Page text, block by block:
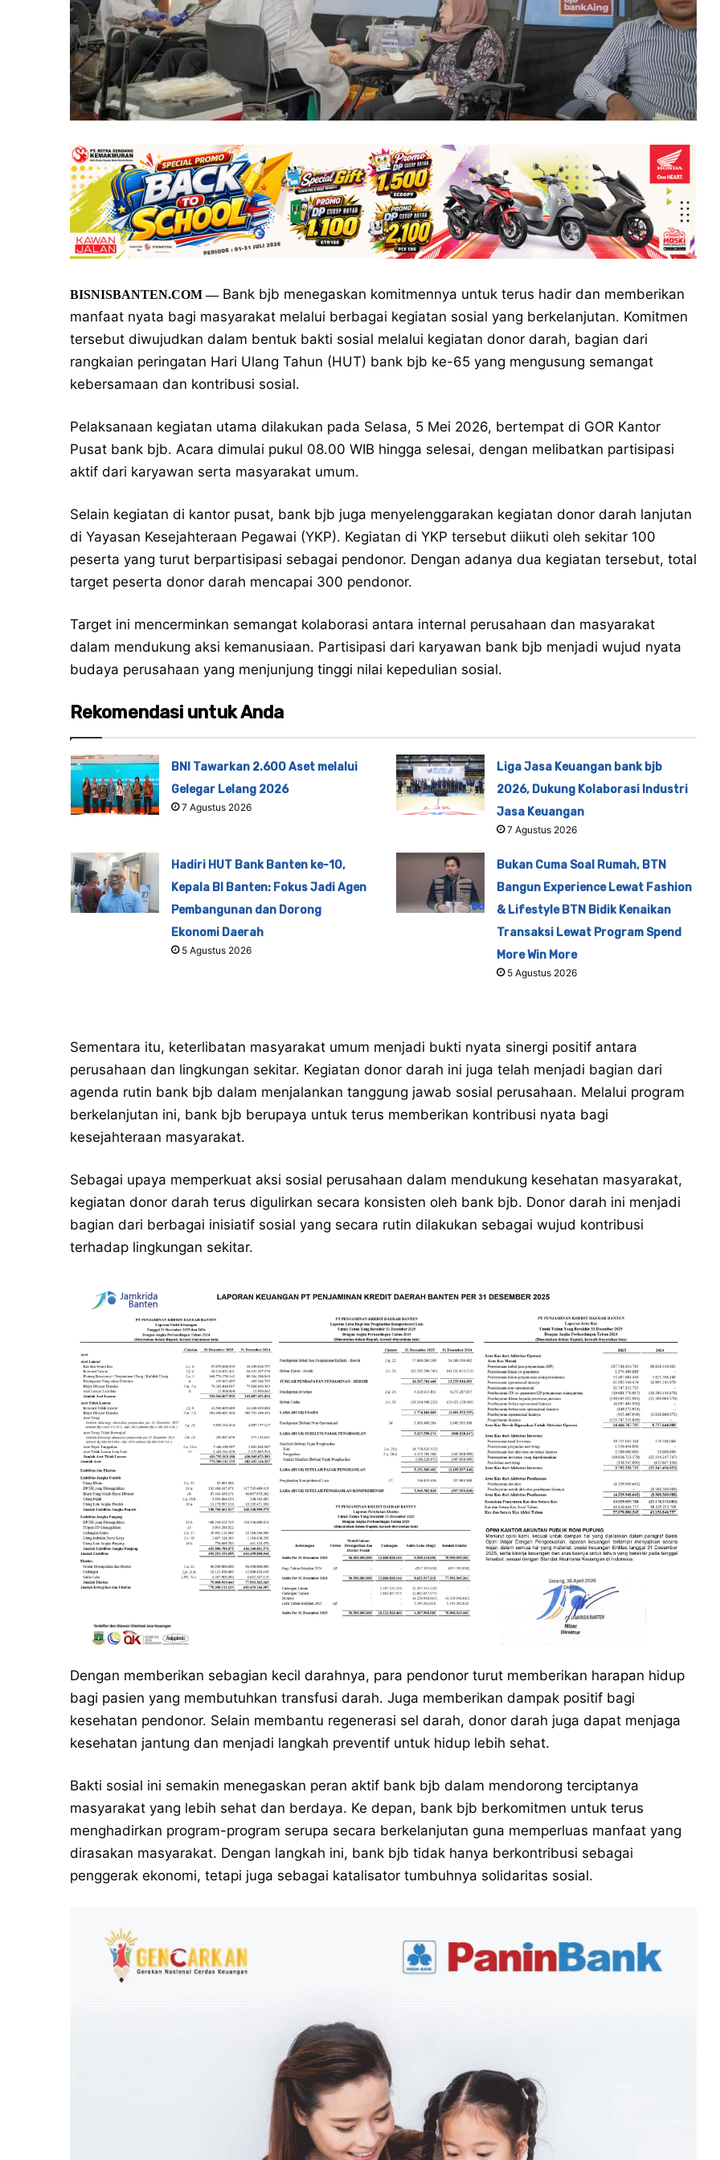
BISNISBANTEN.COM— Bank bjb menegaskan komitmennya untuk terus hadir dan memberikan
manfaat nyata bagi masyarakat melalui berbagai kegiatan sosial yang berkelanjutan. Komitmen
tersebut diwujudkan dalam bentuk bakti sosial melalui kegiatan donor darah, bagian dari
rangkaian peringatan Hari Ulang Tahun (HUT) bank bjb ke-65 yang mengusung semangat
kebersamaan dan kontribusi sosial.
Pelaksanaan kegiatan utama dilakukan pada Selasa, 5 Mei 2026, bertempat di GOR Kantor
Pusat bank bjb. Acara dimulai pukul 08.00 WIB hingga selesai, dengan melibatkan partisipasi
aktif dari karyawan serta masyarakat umum.
Selain kegiatan di kantor pusat, bank bjb juga menyelenggarakan kegiatan donor darah lanjutan
di Yayasan Kesejahteraan Pegawai (YKP). Kegiatan di YKP tersebut diikuti oleh sekitar 100
peserta yang turut berpartisipasi sebagai pendonor. Dengan adanya dua kegiatan tersebut, total
target peserta donor darah mencapai 300 pendonor.
Target ini mencerminkan semangat kolaborasi antara internal perusahaan dan masyarakat
dalam mendukung aksi kemanusiaan. Partisipasi dari karyawan bank bjb menjadi wujud nyata
budaya perusahaan yang menjunjung tinggi nilai kepedulian sosial.
Rekomendasi untuk Anda
BNI Tawarkan 2.600 Aset melalui
Gelegar Lelang 2026
7 Agustus 2026
Liga Jasa Keuangan bank bjb
2026, Dukung Kolaborasi Industri
Jasa Keuangan
7 Agustus 2026
Hadiri HUT Bank Banten ke-10,
Kepala BI Banten: Fokus Jadi Agen
Pembangunan dan Dorong
Ekonomi Daerah
5 Agustus 2026
Bukan Cuma Soal Rumah, BTN
Bangun Experience Lewat Fashion
& Lifestyle BTN Bidik Kenaikan
Transaksi Lewat Program Spend
More Win More
5 Agustus 2026
Sementara itu, keterlibatan masyarakat umum menjadi bukti nyata sinergi positif antara
perusahaan dan lingkungan sekitar. Kegiatan donor darah ini juga telah menjadi bagian dari
agenda rutin bank bjb dalam menjalankan tanggung jawab sosial perusahaan. Melalui program
berkelanjutan ini, bank bjb berupaya untuk terus memberikan kontribusi nyata bagi
kesejahteraan masyarakat.
Sebagai upaya memperkuat aksi sosial perusahaan dalam mendukung kesehatan masyarakat,
kegiatan donor darah terus digulirkan secara konsisten oleh bank bjb. Donor darah ini menjadi
bagian dari berbagai inisiatif sosial yang secara rutin dilakukan sebagai wujud kontribusi
terhadap lingkungan sekitar.
Dengan memberikan sebagian kecil darahnya, para pendonor turut memberikan harapan hidup
bagi pasien yang membutuhkan transfusi darah. Juga memberikan dampak positif bagi
kesehatan pendonor. Selain membantu regenerasi sel darah, donor darah juga dapat menjaga
kesehatan jantung dan menjadi langkah preventif untuk hidup lebih sehat.
Bakti sosial ini semakin menegaskan peran aktif bank bjb dalam mendorong terciptanya
masyarakat yang lebih sehat dan berdaya. Ke depan, bank bjb berkomitmen untuk terus
menghadirkan program-program serupa secara berkelanjutan guna memperluas manfaat yang
dirasakan masyarakat. Dengan langkah ini, bank bjb tidak hanya berkontribusi sebagai
penggerak ekonomi, tetapi juga sebagai katalisator tumbuhnya solidaritas sosial.